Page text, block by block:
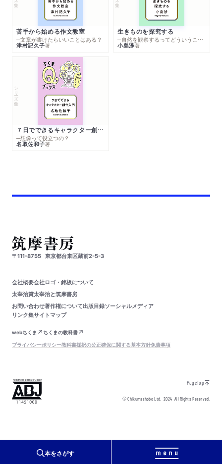
本をさがす
苦手から始める作文教室
─文章が書けたらいいことはある？
津村記久子著
生きものを探究する
─自然を観察するってどういうこと？
小島渉著
シリーズ・全集
７日でできるキャラクター創作入門
─想像って役立つの？
名取佐和子著
〒111-8755 東京都台東区蔵前2-5-3
会社概要会社ロゴ・銘板について
太宰治賞太宰治と筑摩書房
お問い合わせ著作権について出版目録ソーシャルメディア
リンク集サイトマップ
webちくま
ちくまの教科書
プライバシーポリシー教科書採択の公正確保に関する基本方針免責事項
PageTop
© Chikumashobo Ltd.2024 All Rights Reserved.